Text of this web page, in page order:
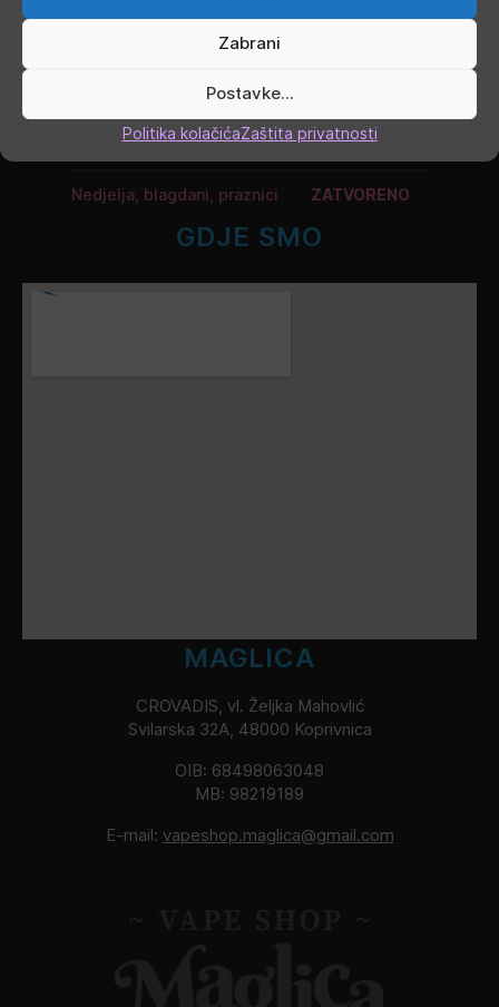
Zabrani
Postavke...
Politika kolačićaZaštita privatnosti
Subota 9.00 - 13.00
Nedjelja, blagdani, praznici ZATVORENO
GDJE SMO
MAGLICA
CROVADIS, vl. Željka Mahovlić
Svilarska 32A, 48000 Koprivnica
OIB: 68498063048
MB: 98219189
E-mail: vapeshop.maglica@gmail.com